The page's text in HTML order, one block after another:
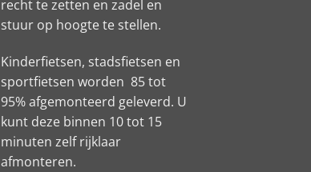
recht te zetten en zadel en
stuur op hoogte te stellen.
Kinderfietsen, stadsfietsen en
sportfietsen worden 85 tot
95% afgemonteerd geleverd. U
kunt deze binnen 10 tot 15
minuten zelf rijklaar
afmonteren.